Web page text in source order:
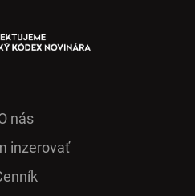
nás
inzerovať